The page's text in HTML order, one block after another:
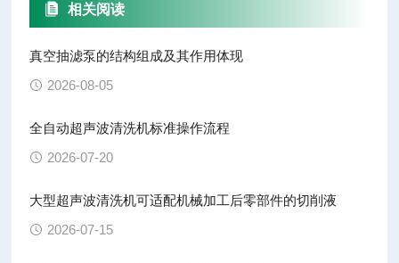
相关阅读
真空抽滤泵的结构组成及其作用体现
2026-08-05
全自动超声波清洗机标准操作流程
2026-07-20
大型超声波清洗机可适配机械加工后零部件的切削液
2026-07-15